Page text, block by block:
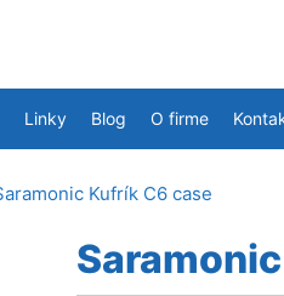
Linky Blog O firme
Kufrík C6 case